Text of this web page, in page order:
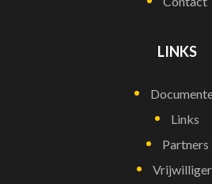
LINKS
Links
Partners